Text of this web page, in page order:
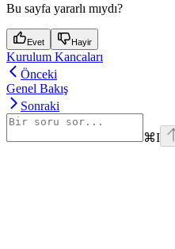
Bu sayfa yararlı mıydı?
Evet Hayir
Kurulum Kancaları
Önceki
Genel Bakış
Sonraki
⌘I